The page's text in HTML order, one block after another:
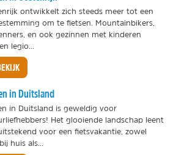
ontwikkelt zich steeds meer tot een
om te fietsen. Mountainbikers,
en ook gezinnen met kinderen
legio...
in Duitsland
in Duitsland is geweldig voor
Het glooiende landschap leent
voor een fietsvakantie, zowel
huis als...